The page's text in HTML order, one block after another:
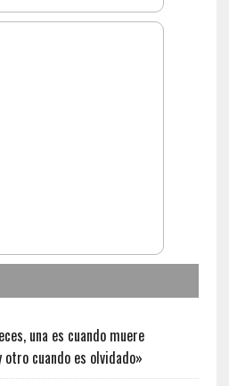
una es cuando muere
cuando es olvidado»